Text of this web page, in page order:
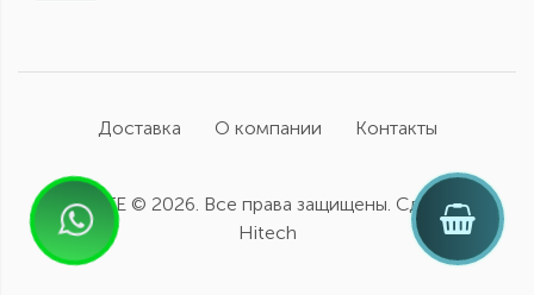
Доставка О компании Контакты
FIDELITE © 2026. Все права защищены. Сделано в
Hitech